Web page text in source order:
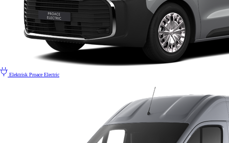
Elektrisk Proace Electric